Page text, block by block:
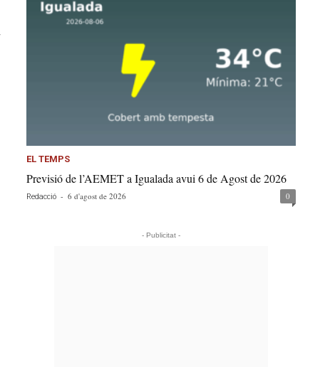
EL TEMPS
Previsió de l’AEMET a Igualada avui 6 de Agost de 2026
Redacció - 6 d'agost de 2026 0
- Publicitat -